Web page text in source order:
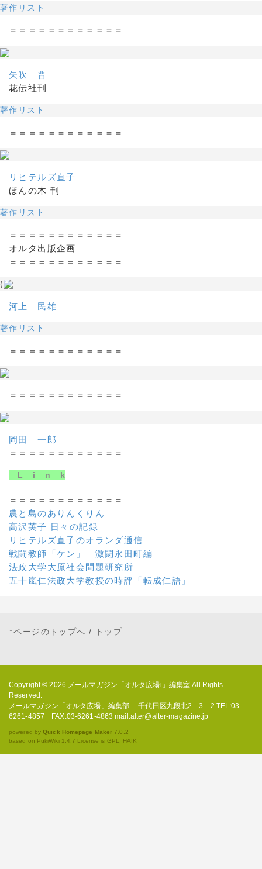
著作リスト
＝＝＝＝＝＝＝＝＝＝＝＝
矢吹 晋
花伝社刊
著作リスト
＝＝＝＝＝＝＝＝＝＝＝＝
リヒテルズ直子
ほんの木 刊
著作リスト
＝＝＝＝＝＝＝＝＝＝＝＝
オルタ出版企画
＝＝＝＝＝＝＝＝＝＝＝＝
(
河上 民雄
著作リスト
＝＝＝＝＝＝＝＝＝＝＝＝
＝＝＝＝＝＝＝＝＝＝＝＝
岡田 一郎
＝＝＝＝＝＝＝＝＝＝＝＝
L i n k
＝＝＝＝＝＝＝＝＝＝＝＝
農と島のありんくりん
高沢英子 日々の記録
リヒテルズ直子のオランダ通信
戦闘教師「ケン」 激闘永田町編
法政大学大原社会問題研究所
五十嵐仁法政大学教授の時評「転成仁語」
↑ページのトップへ / トップ
Copyright © 2026 メールマガジン「オルタ広場i」編集室 All Rights
Reserved.
メールマガジン「オルタ広場」編集部 千代田区九段北2－3－2 TEL:03-
6261-4857 FAX:03-6261-4863 mail:alter@alter-magazine.jp
powered byQuick Homepage Maker 7.0.2
based on PukiWiki 1.4.7 License is GPL. HAIK